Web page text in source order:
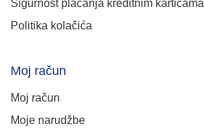
Sigurnost plaćanja kreditnim karticama
Politika kolačića
Moj račun
Moj račun
Moje narudžbe